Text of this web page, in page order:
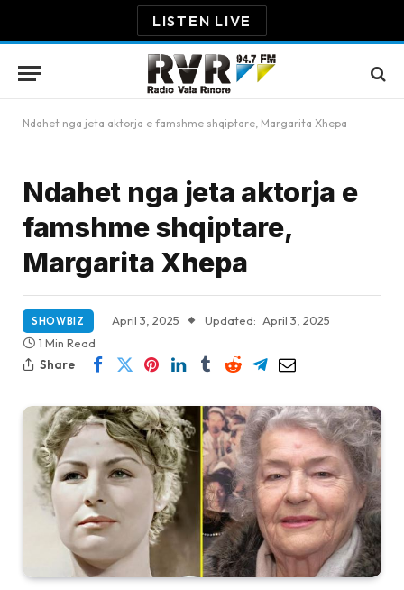
LISTEN LIVE
Ndahet nga jeta aktorja e famshme shqiptare, Margarita Xhepa
Ndahet nga jeta aktorja e
famshme shqiptare,
Margarita Xhepa
SHOWBIZ April 3, 2025 Updated: April 3, 2025
1 Min Read
Share